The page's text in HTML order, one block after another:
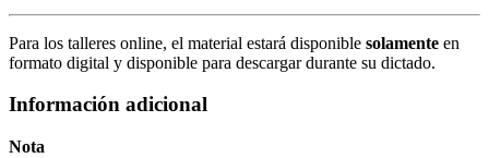
Para los talleres online, el material estará disponible solamente en
formato digital y disponible para descargar durante su dictado.
Información adicional
Nota